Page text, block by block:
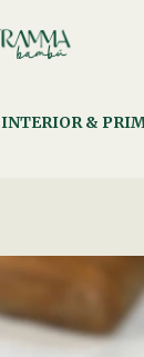
INTERIOR &